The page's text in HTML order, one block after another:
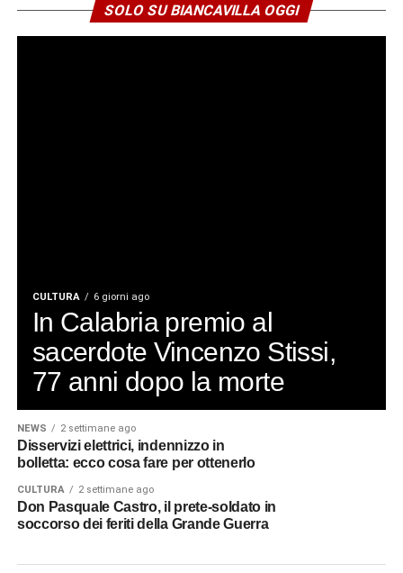
SOLO SU BIANCAVILLA OGGI
CULTURA 6 giorni ago
In Calabria premio al
sacerdote Vincenzo Stissi,
77 anni dopo la morte
NEWS 2 settimane ago
Disservizi elettrici, indennizzo in
bolletta: ecco cosa fare per ottenerlo
CULTURA 2 settimane ago
Don Pasquale Castro, il prete-soldato in
soccorso dei feriti della Grande Guerra